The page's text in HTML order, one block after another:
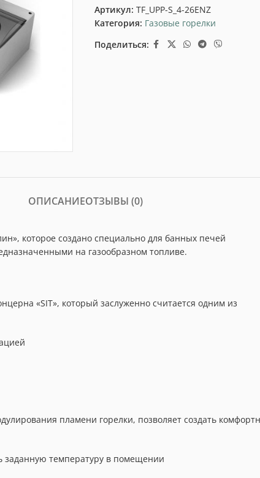
Артикул: TF_UPP-S_4-26ENZ
Категория: Газовые горелки
Поделиться:
ОПИСАНИЕОТЗЫВЫ (0)
которое создано специально для банных печей
на газообразном топливе.
«SIT», который заслуженно считается одним из
пламени горелки, позволяет создать
заданную температуру в помещении